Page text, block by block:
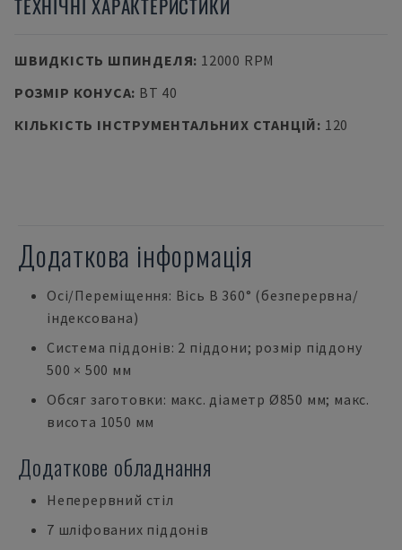
ТЕХНІЧНІ ХАРАКТЕРИСТИКИ
ШВИДКІСТЬ ШПИНДЕЛЯ: 12000 RPM
РОЗМІР КОНУСА: BT 40
КІЛЬКІСТЬ ІНСТРУМЕНТАЛЬНИХ СТАНЦІЙ: 120
Додаткова інформація
Осі/Переміщення: Вісь В 360° (безперервна/
індексована)
Система піддонів: 2 піддони; розмір піддону
500 × 500 мм
Обсяг заготовки: макс. діаметр Ø850 мм; макс.
висота 1050 мм
Додаткове обладнання
Неперервний стіл
7 шліфованих піддонів